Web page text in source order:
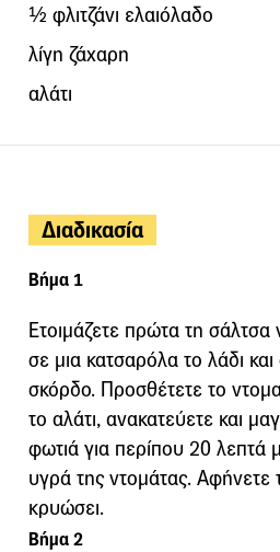
½ φλιτζάνι ελαιόλαδο
λίγη ζάχαρη
αλάτι
Διαδικασία
Βήμα 1
Ετοιμάζετε πρώτα τη σάλτσα
σε μια κατσαρόλα το λάδι
σκόρδο. Προσθέτετε το
το αλάτι, ανακατεύετε και
φωτιά για περίπου 20 λεπτά
υγρά της ντομάτας. Αφήνετε
κρυώσει.
Βήμα 2